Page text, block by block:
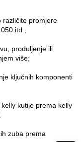
različite promjere
itd.;
produljenje ili
više;
ključnih komponenti
kutije prema kelly
zuba prema